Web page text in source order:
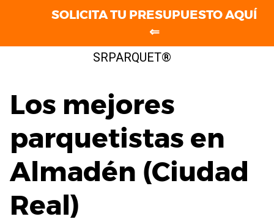
SRPARQUET®
Los mejores
parquetistas en
Almadén (Ciudad
Real)
SOLICITA TU PRESUPUESTO AQUÍ
⇐